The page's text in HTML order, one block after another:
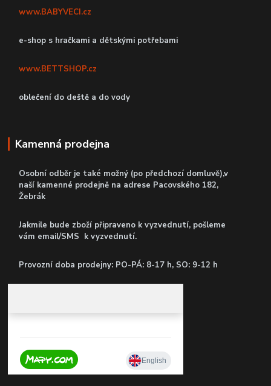
www.BABYVECI.cz
e-shop s hračkami a dětskými potřebami
www.BETTSHOP.cz
oblečení do deště a do vody
Kamenná prodejna
Osobní odběr je také možný (po předchozí domluvě),v
naší kamenné prodejně na adrese Pacovského 182,
Žebrák
Jakmile bude zboží připraveno k vyzvednutí, pošleme
vám email/SMS k vyzvednutí.
Provozní doba prodejny: PO-PÁ: 8-17 h, SO: 9-12 h